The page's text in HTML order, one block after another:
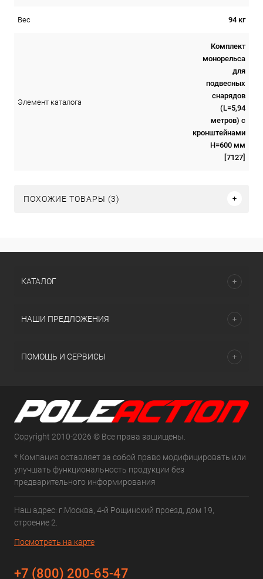
Вес 94 кг
Элемент каталога
Комплект
монорельса
для
подвесных
снарядов
(L=5,94
метров) с
кронштейнами
H=600 мм
[7127]
ПОХОЖИЕ ТОВАРЫ (3)
КАТАЛОГ
НАШИ ПРЕДЛОЖЕНИЯ
ПОМОЩЬ И СЕРВИСЫ
Copyright 2010-2026 © Все права защищены.
* Компания оставляет за собой право модифицировать или
улучшать функциональность продукции без
предварительного информирования
Наш адрес: г.Москва, 4-й Рощинский проезд, дом 19,
строение 2.
Посмотреть на карте
+7 (800) 200-65-47